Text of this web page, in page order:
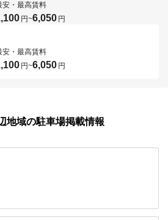
安・最高賃料
円~6,050 円
安・最高賃料
円~6,050 円
地域の駐車場掲載情報